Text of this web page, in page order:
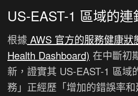
US-EAST-1 區域的連
根據 AWS 官方的服務健康
Health Dashboard) 在中斷初
新，證實其 US-EAST-1 區域
務」正經歷「增加的錯誤率